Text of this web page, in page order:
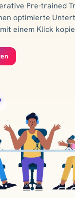
Pre-trained
optimierte
einem Klick